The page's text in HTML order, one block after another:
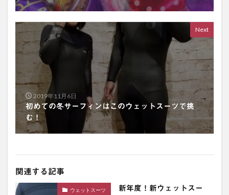
Next
2019年11月6日
初めての冬サーフィンはこのウェットスーツで挑
む！
関連する記事
ウェットスーツ
新年度！新ウェットスー